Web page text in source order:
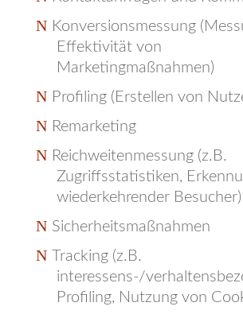
Konversionsmessung
Effektivität von
Marketingmaßnahmen)
Profiling (Erstellen von
Remarketing
Reichweitenmessung (z.B.
Zugriffsstatistiken,
wiederkehrender Besucher)
Sicherheitsmaßnahmen
Tracking (z.B.
interessens-/
Profiling, Nutzung von